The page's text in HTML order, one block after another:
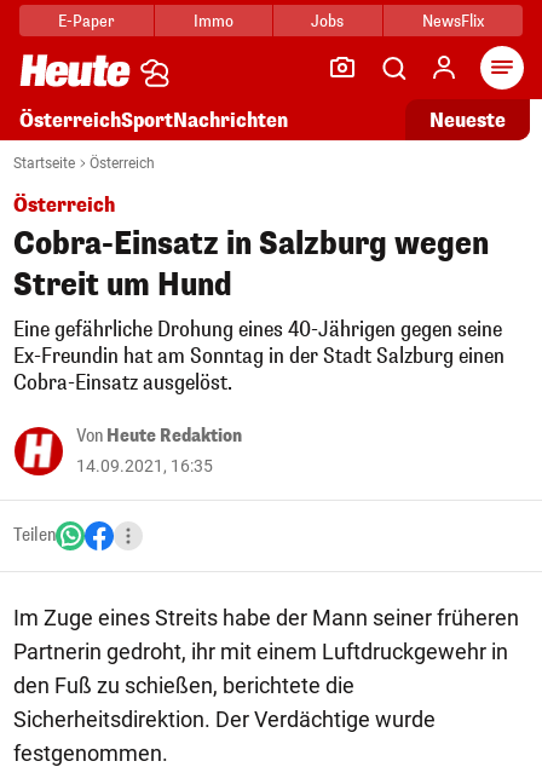
E-Paper Immo Jobs NewsFlix
ÖsterreichSportNachrichten Neueste
Startseite Österreich
Österreich
Cobra-Einsatz in Salzburg wegen
Streit um Hund
Eine gefährliche Drohung eines 40-Jährigen gegen seine
Ex-Freundin hat am Sonntag in der Stadt Salzburg einen
Cobra-Einsatz ausgelöst.
Von Heute Redaktion
14.09.2021, 16:35
Teilen
Im Zuge eines Streits habe der Mann seiner früheren
Partnerin gedroht, ihr mit einem Luftdruckgewehr in
den Fuß zu schießen, berichtete die
Sicherheitsdirektion. Der Verdächtige wurde
festgenommen.